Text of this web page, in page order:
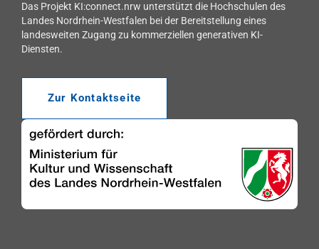
Das Projekt KI:connect.nrw unterstützt die Hochschulen des
Landes Nordrhein-Westfalen bei der Bereitstellung eines
landesweiten Zugang zu kommerziellen generativen KI-
Diensten.
Zur Kontaktseite